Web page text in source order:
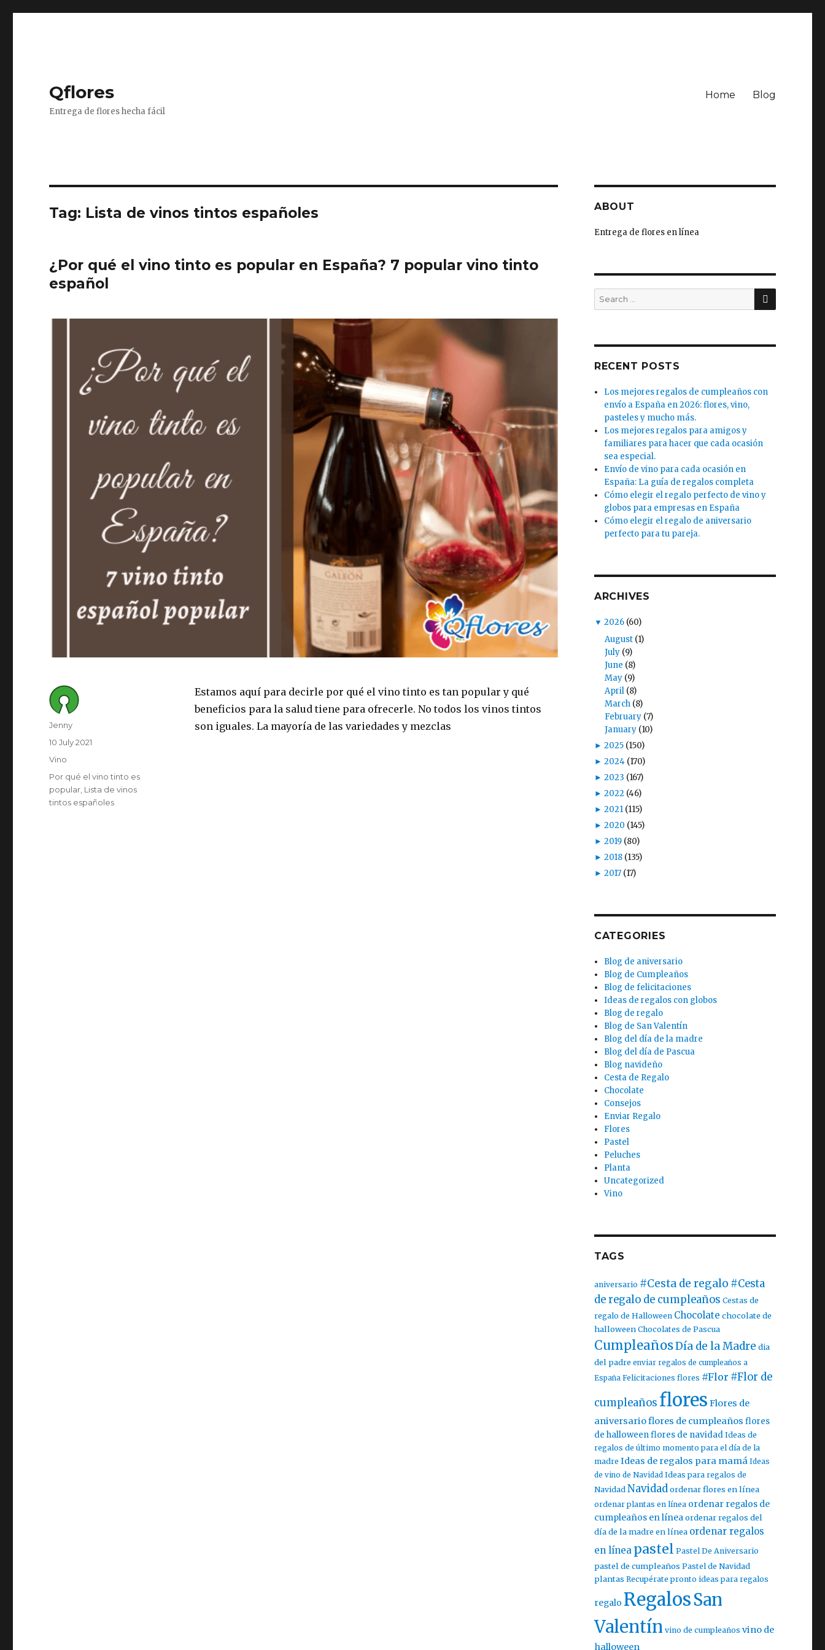
Qflores
Entrega de flores hecha fácil
Home Blog
Tag: Lista de vinos tintos españoles
¿Por qué el vino tinto es popular en España? 7 popular vino tinto
español
Estamos aquí para decirle por qué el vino tinto es tan popular y qué
beneficios para la salud tiene para ofrecerle. No todos los vinos tintos
son iguales. La mayoría de las variedades y mezclas
Author
Jenny
Posted
on
10 July 2021
Category
Vino
Tags
Por qué el vino tinto es
popular Lista de vinos
tintos españoles
ABOUT
Entrega de flores en línea
Search
for:
SEARCH
RECENT POSTS
Los mejores regalos de cumpleaños con
envío a España en 2026: flores, vino,
pasteles y mucho más.
Los mejores regalos para amigos y
familiares para hacer que cada ocasión
sea especial.
Envío de vino para cada ocasión en
España: La guía de regalos completa
Cómo elegir el regalo perfecto de vino y
globos para empresas en España
Cómo elegir el regalo de aniversario
perfecto para tu pareja.
ARCHIVES
▼ 2026 (60)
August (1)
July (9)
June (8)
May (9)
April (8)
March (8)
February (7)
January (10)
► 2025 (150)
► 2024 (170)
► 2023 (167)
► 2022 (46)
► 2021 (115)
► 2020 (145)
► 2019 (80)
► 2018 (135)
► 2017 (17)
CATEGORIES
Blog de aniversario
Blog de Cumpleaños
Blog de felicitaciones
Ideas de regalos con globos
Blog de regalo
Blog de San Valentín
Blog del día de la madre
Blog del día de Pascua
Blog navideño
Cesta de Regalo
Chocolate
Consejos
Enviar Regalo
Flores
Pastel
Peluches
Planta
Uncategorized
Vino
TAGS
aniversario #Cesta de regalo #Cesta
de regalo de cumpleaños Cestas de
regalo de Halloween Chocolate chocolate de
halloween Chocolates de Pascua
CumpleañosDía de la Madre dia
del padre enviar regalos de cumpleaños a
España Felicitaciones flores #Flor #Flor de
cumpleañosflores Flores de
aniversarioflores de cumpleaños flores
de halloweenflores de navidad Ideas de
regalos de último momento para el día de la
madre Ideas de regalos para mamá Ideas
de vino de Navidad Ideas para regalos de
Navidad Navidadordenar flores en línea
ordenar plantas en línea ordenar regalos de
cumpleaños en línea ordenar regalos del
día de la madre en línea ordenar regalos
en línea pastel Pastel De Aniversario
pastel de cumpleaños Pastel de Navidad
plantas Recupérate pronto ideas para regalos
regalo RegalosSan
Valentín vino de cumpleaños vino de
halloween